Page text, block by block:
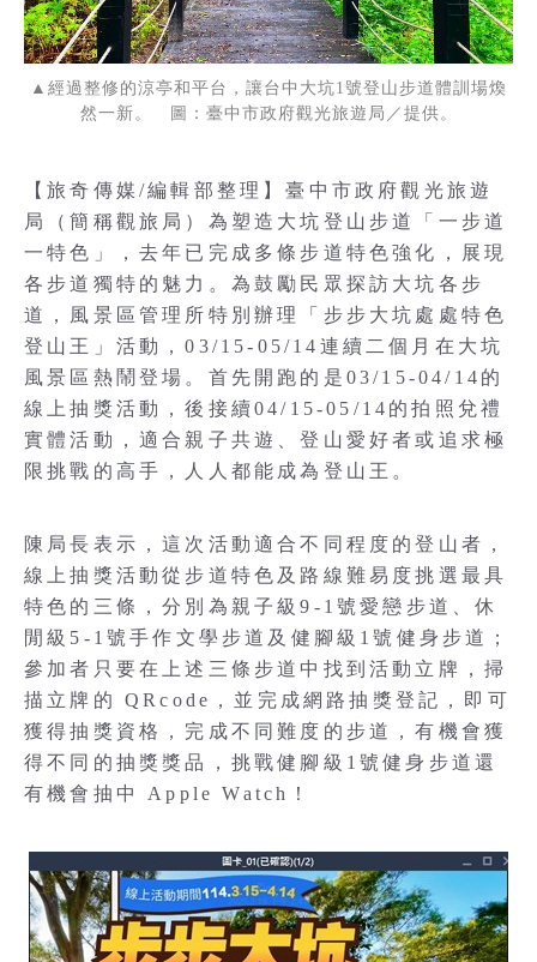
▲經過整修的涼亭和平台，讓台中大坑1號登山步道體訓場煥
然一新。 圖：臺中市政府觀光旅遊局／提供。
【旅奇傳媒/編輯部整理】臺中市政府觀光旅遊
局（簡稱觀旅局）為塑造大坑登山步道「一步道
一特色」，去年已完成多條步道特色強化，展現
各步道獨特的魅力。為鼓勵民眾探訪大坑各步
道，風景區管理所特別辦理「步步大坑處處特色
登山王」活動，03/15-05/14連續二個月在大坑
風景區熱鬧登場。首先開跑的是03/15-04/14的
線上抽獎活動，後接續04/15-05/14的拍照兌禮
實體活動，適合親子共遊、登山愛好者或追求極
限挑戰的高手，人人都能成為登山王。
陳局長表示，這次活動適合不同程度的登山者，
線上抽獎活動從步道特色及路線難易度挑選最具
特色的三條，分別為親子級9-1號愛戀步道、休
閒級5-1號手作文學步道及健腳級1號健身步道；
參加者只要在上述三條步道中找到活動立牌，掃
描立牌的 QRcode，並完成網路抽獎登記，即可
獲得抽獎資格，完成不同難度的步道，有機會獲
得不同的抽獎獎品，挑戰健腳級1號健身步道還
有機會抽中 Apple Watch！